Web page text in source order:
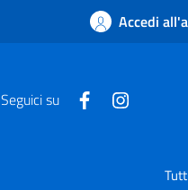
Accedi
Seguici su